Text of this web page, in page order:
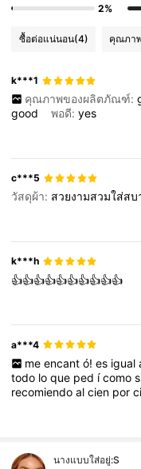
2%
ซื้อต่อแน่นอน(4) คุณภา
k***1
คุณภาพของผลิตภัณฑ์:
good
พอดี:yes
c***5
วัสดุผ้า: สวยงามสวมใส่สบ
k***h
👍👍👍👍👍👍👍👍👍👍
a***4
me encant ó! es igual
todo loque ped ícomo
recomiendoalcien por
นางแบบใส่อยู่:S